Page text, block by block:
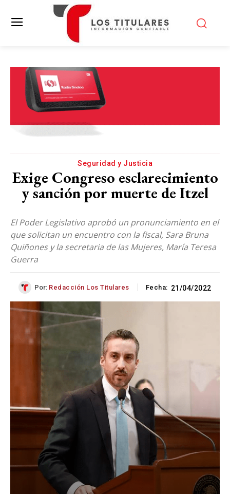
Seguridad y Justicia
Exige Congreso esclarecimiento
y sanción por muerte de Itzel
El Poder Legislativo aprobó un pronunciamiento en el
que solicitan un encuentro con la fiscal, Sara Bruna
Quiñones y la secretaria de las Mujeres, María Teresa
Guerra
Por: Redacción Los Titulares Fecha: 21/04/2022